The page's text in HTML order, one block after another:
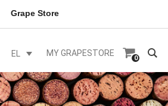
Grape Store
EL MY GRAPESTORE
0